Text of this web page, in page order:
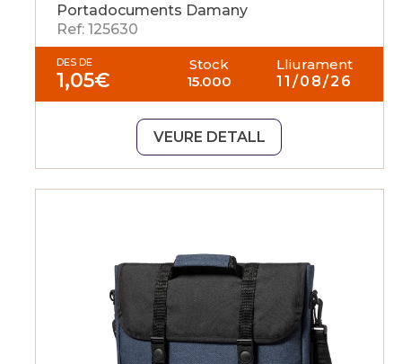
Portadocuments Damany
Ref: 125630
DES DE
1,05€
Stock
15.000
Lliurament
11/08/26
VEURE DETALL